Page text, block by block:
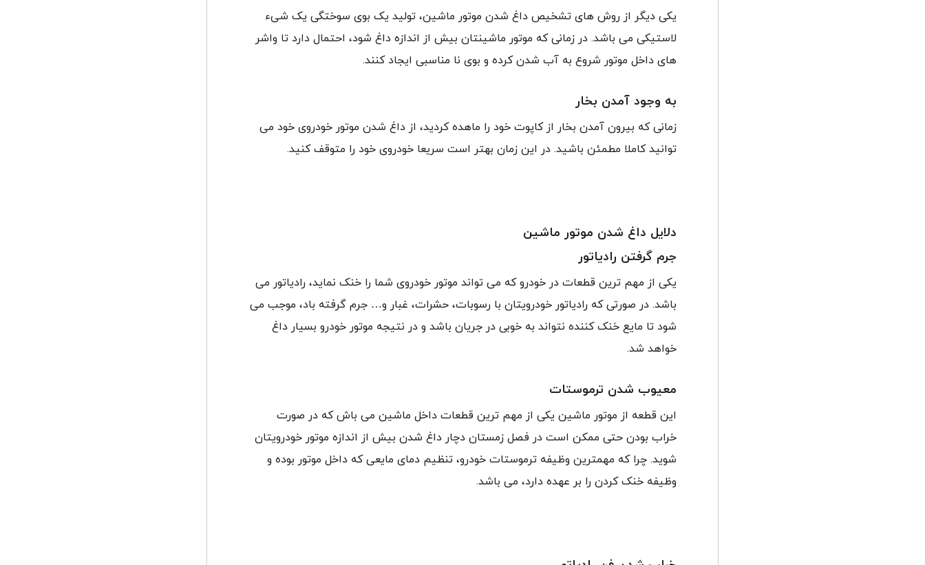
یکی دیگر از روش های تشخیص داغ شدن موتور ماشین، تولید یک بوی سوختگی یک شیء
لاستیکی می باشد. در زمانی که موتور ماشینتان بیش از اندازه داغ شود، احتمال دارد تا واشر
های داخل موتور شروع به آب شدن کرده و بوی نا مناسبی ایجاد کنند.
به وجود آمدن بخار
زمانی که بیرون آمدن بخار از کاپوت خود را ماهده کردید، از داغ شدن موتور خودروی خود می
توانید کاملا مطمئن باشید. در این زمان بهتر است سریعا خودروی خود را متوقف کنید.
دلایل داغ شدن موتور ماشین
جرم گرفتن رادیاتور
یکی از مهم ترین قطعات در خودرو که می تواند موتور خودروی شما را خنک نماید، رادیاتور می
باشد. در صورتی که رادیاتور خودرویتان با رسوبات، حشرات، غبار و… جرم گرفته باد، موجب می
شود تا مایع خنک کننده نتواند به خوبی در جریان باشد و در نتیجه موتور خودرو بسیار داغ
خواهد شد.
معیوب شدن ترموستات
این قطعه از موتور ماشین یکی از مهم ترین قطعات داخل ماشین می باش که در صورت
خراب بودن حتی ممکن است در فصل زمستان دچار داغ شدن بیش از اندازه موتور خودرویتان
شوید. چرا که مهمترین وظیفه ترموستات خودرو، تنظیم دمای مایعی که داخل موتور بوده و
وظیفه خنک کردن را بر عهده دارد، می باشد.